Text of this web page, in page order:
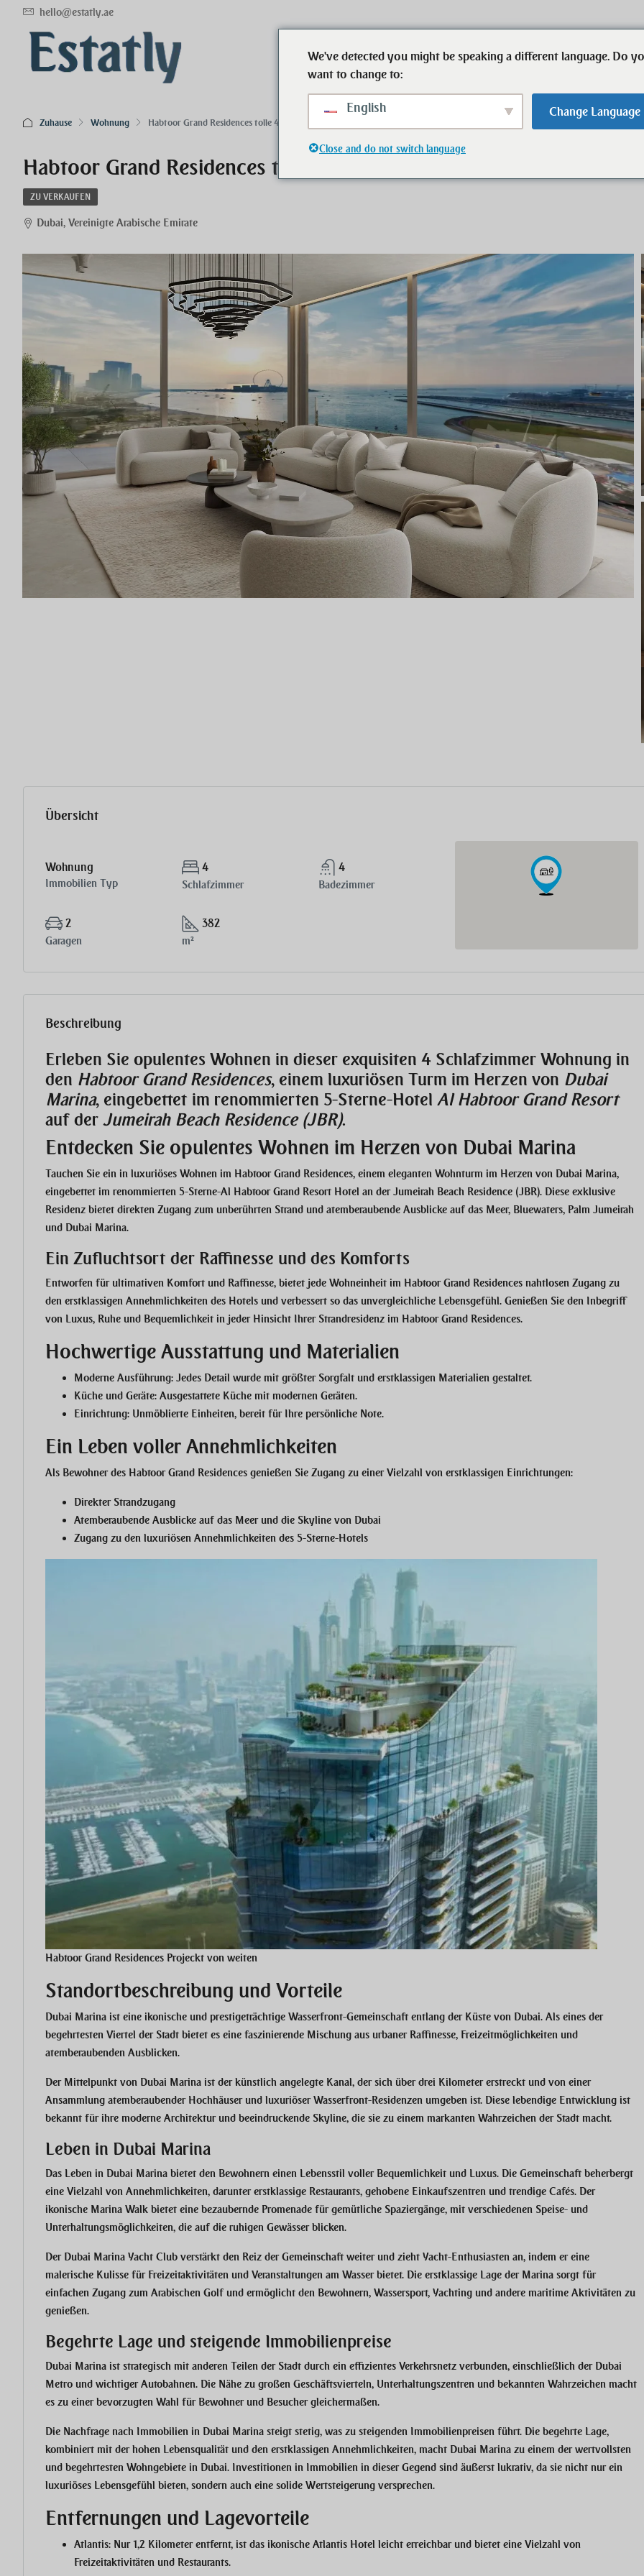
hello@estatly.ae
Start Immobilien Ansprechpartner
Zuhause Wohnung Habtoor Grand Residences tolle 4 Zimmer Wohnung
Habtoor Grand Residences tolle 4 Zimmer Wohnung
ZU VERKAUFEN
Dubai, Vereinigte Arabische Emirate
Übersicht
Wohnung
Immobilien Typ
4
Schlafzimmer
4
Badezimmer
2
Garagen
382
m²
Beschreibung
Erleben Sie opulentes Wohnen in dieser exquisiten 4 Schlafzimmer Wohnung in
den Habtoor Grand Residences, einem luxuriösen Turm im Herzen von Dubai
Marina, eingebettet im renommierten 5-Sterne-Hotel Al Habtoor Grand Resort
auf der Jumeirah Beach Residence (JBR).
Entdecken Sie opulentes Wohnen im Herzen von Dubai Marina
Tauchen Sie ein in luxuriöses Wohnen im Habtoor Grand Residences, einem eleganten Wohnturm im Herzen von Dubai Marina,
eingebettet im renommierten 5-Sterne-Al Habtoor Grand Resort Hotel an der Jumeirah Beach Residence (JBR). Diese exklusive
Residenz bietet direkten Zugang zum unberührten Strand und atemberaubende Ausblicke auf das Meer, Bluewaters, Palm Jumeirah
und Dubai Marina.
Ein Zufluchtsort der Raffinesse und des Komforts
Entworfen für ultimativen Komfort und Raffinesse, bietet jede Wohneinheit im Habtoor Grand Residences nahtlosen Zugang zu
den erstklassigen Annehmlichkeiten des Hotels und verbessert so das unvergleichliche Lebensgefühl. Genießen Sie den Inbegriff
von Luxus, Ruhe und Bequemlichkeit in jeder Hinsicht Ihrer Strandresidenz im Habtoor Grand Residences.
Hochwertige Ausstattung und Materialien
Moderne Ausführung: Jedes Detail wurde mit größter Sorgfalt und erstklassigen Materialien gestaltet.
Küche und Geräte: Ausgestattete Küche mit modernen Geräten.
Einrichtung: Unmöblierte Einheiten, bereit für Ihre persönliche Note.
Ein Leben voller Annehmlichkeiten
Als Bewohner des Habtoor Grand Residences genießen Sie Zugang zu einer Vielzahl von erstklassigen Einrichtungen:
Direkter Strandzugang
Atemberaubende Ausblicke auf das Meer und die Skyline von Dubai
Zugang zu den luxuriösen Annehmlichkeiten des 5-Sterne-Hotels
Habtoor Grand Residences Projeckt von weiten
Standortbeschreibung und Vorteile
Dubai Marina ist eine ikonische und prestigeträchtige Wasserfront-Gemeinschaft entlang der Küste von Dubai. Als eines der
begehrtesten Viertel der Stadt bietet es eine faszinierende Mischung aus urbaner Raffinesse, Freizeitmöglichkeiten und
atemberaubenden Ausblicken.
Der Mittelpunkt von Dubai Marina ist der künstlich angelegte Kanal, der sich über drei Kilometer erstreckt und von einer
Ansammlung atemberaubender Hochhäuser und luxuriöser Wasserfront-Residenzen umgeben ist. Diese lebendige Entwicklung ist
bekannt für ihre moderne Architektur und beeindruckende Skyline, die sie zu einem markanten Wahrzeichen der Stadt macht.
Leben in Dubai Marina
Das Leben in Dubai Marina bietet den Bewohnern einen Lebensstil voller Bequemlichkeit und Luxus. Die Gemeinschaft beherbergt
eine Vielzahl von Annehmlichkeiten, darunter erstklassige Restaurants, gehobene Einkaufszentren und trendige Cafés. Der
ikonische Marina Walk bietet eine bezaubernde Promenade für gemütliche Spaziergänge, mit verschiedenen Speise- und
Unterhaltungsmöglichkeiten, die auf die ruhigen Gewässer blicken.
Der Dubai Marina Yacht Club verstärkt den Reiz der Gemeinschaft weiter und zieht Yacht-Enthusiasten an, indem er eine
malerische Kulisse für Freizeitaktivitäten und Veranstaltungen am Wasser bietet. Die erstklassige Lage der Marina sorgt für
einfachen Zugang zum Arabischen Golf und ermöglicht den Bewohnern, Wassersport, Yachting und andere maritime Aktivitäten zu
genießen.
Begehrte Lage und steigende Immobilienpreise
Dubai Marina ist strategisch mit anderen Teilen der Stadt durch ein effizientes Verkehrsnetz verbunden, einschließlich der Dubai
Metro und wichtiger Autobahnen. Die Nähe zu großen Geschäftsvierteln, Unterhaltungszentren und bekannten Wahrzeichen macht
es zu einer bevorzugten Wahl für Bewohner und Besucher gleichermaßen.
Die Nachfrage nach Immobilien in Dubai Marina steigt stetig, was zu steigenden Immobilienpreisen führt. Die begehrte Lage,
kombiniert mit der hohen Lebensqualität und den erstklassigen Annehmlichkeiten, macht Dubai Marina zu einem der wertvollsten
und begehrtesten Wohngebiete in Dubai. Investitionen in Immobilien in dieser Gegend sind äußerst lukrativ, da sie nicht nur ein
luxuriöses Lebensgefühl bieten, sondern auch eine solide Wertsteigerung versprechen.
Entfernungen und Lagevorteile
Atlantis: Nur 1,2 Kilometer entfernt, ist das ikonische Atlantis Hotel leicht erreichbar und bietet eine Vielzahl von
Freizeitaktivitäten und Restaurants.
We've detected you might be speaking a different language. Do
want to change to:
English Change Language
Close and do not switch language